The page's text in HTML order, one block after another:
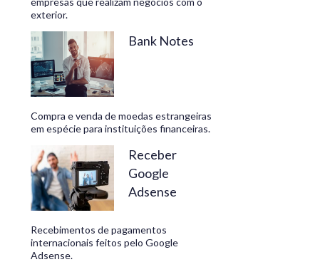
exterior.
Bank Notes
Compra e venda de moedas estrangeiras
em espécie para instituições financeiras.
Receber
Google
Adsense
Recebimentos de pagamentos
internacionais feitos pelo Google
Adsense.